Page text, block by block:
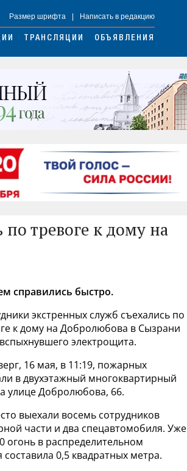
Размер шрифта Написать в редакцию
ТРАНСЛЯЦИИ ОБЪЯВЛЕНИЯ
тревоге к дому на
справились быстро.
экстренных служб съехались по
к дому на Добролюбова в Сызрани
электрощита.
16 мая, в 11:19, пожарных
в двухэтажный многоквартирный
улице Добролюбова, 66.
выехали восемь сотрудников
части и два спецавтомобиля. Уже
огонь в распределительном
0,5 квадратных метра.